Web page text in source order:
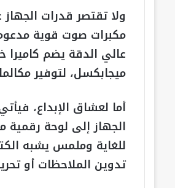
ولا تقتصر قدرات
ميجابكسل، لتوفير
للغاية وملمس يشبه
تدوين الملاحظات أو